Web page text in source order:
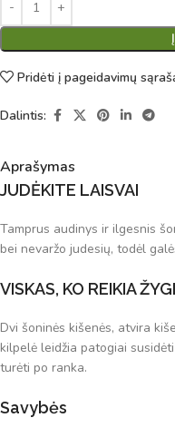
Pridėti į pageidavimų
Dalintis:
Aprašymas
JUDĖKITE LAISVAI
Tamprus audinys ir ilgesnis
bei nevaržo judesių, todėl
VISKAS, KO REIKIA
Dvi šoninės kišenės, atvira
kilpelė leidžia patogiai
turėti po ranka.
Savybės